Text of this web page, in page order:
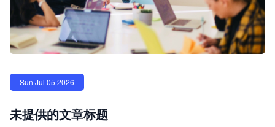
Sun Jul 05 2026
未提供的文章标题